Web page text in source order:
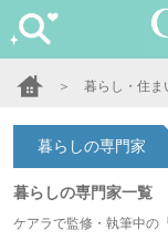
＞ 暮らし・住ま
暮らしの専門家
暮らしの専門家一覧
ケアラで監修・執筆中の